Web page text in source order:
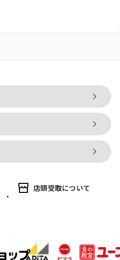
店頭受取について